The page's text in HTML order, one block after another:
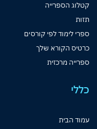
קטלוג הספרייה
תזות
ספרי לימוד לפי קורסים
כרטיס הקורא שלך
ספרייה מרכזית
כללי
עמוד הבית